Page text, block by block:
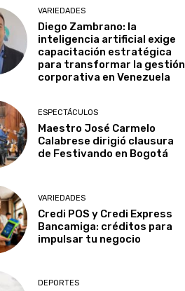
VARIEDADES
Diego Zambrano: la
inteligencia artificial exige
capacitación estratégica
para transformar la gestión
corporativa en Venezuela
ESPECTÁCULOS
Maestro José Carmelo
Calabrese dirigió clausura
de Festivando en Bogotá
VARIEDADES
Credi POS y Credi Express
Bancamiga: créditos para
impulsar tu negocio
DEPORTES